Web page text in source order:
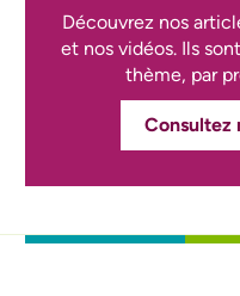
Découvrez nos
et nos vidéos. Ils
thème, par
Consultez